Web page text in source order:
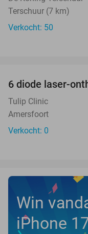
Terschuur (7 km)
Verkocht: 50
TODAY
6 diode laser-
Tulip Clinic
Amersfoort
Verkocht: 0
Win
iPhone